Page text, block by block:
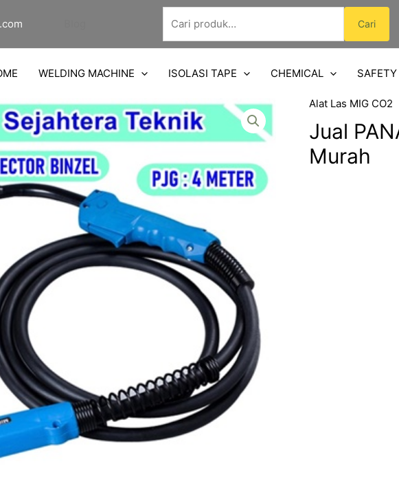
Pencarian
untuk:
Cari
WELDING MACHINE ISOLASI TAPE CHEMICAL SAFETY
Alat Las MIG CO2
Jual
Murah